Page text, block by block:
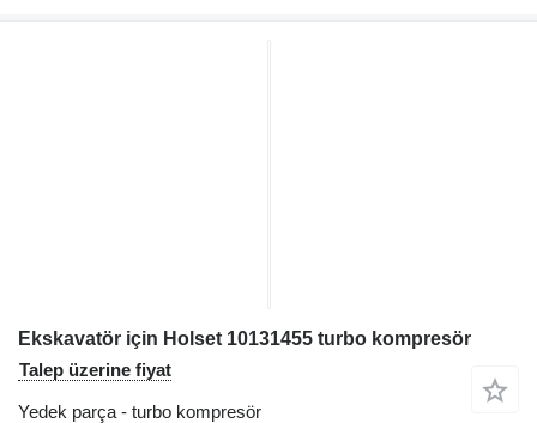
Ekskavatör için Holset 10131455 turbo kompresör
Talep üzerine fiyat
Yedek parça - turbo kompresör